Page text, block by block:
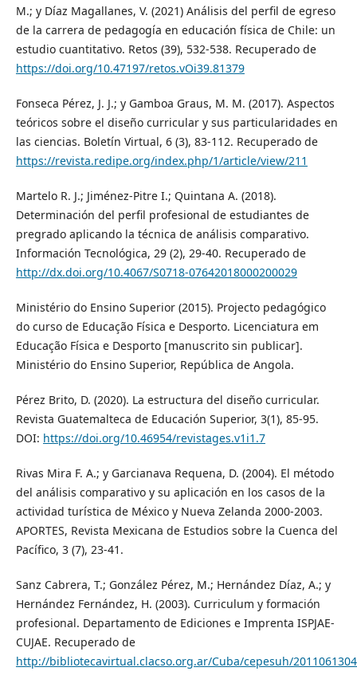
M.; y Díaz Magallanes, V. (2021) Análisis del perfil de egreso
de la carrera de pedagogía en educación física de Chile: un
estudio cuantitativo. Retos (39), 532-538. Recuperado de
https://doi.org/10.47197/retos.vOi39.81379
Fonseca Pérez, J. J.; y Gamboa Graus, M. M. (2017). Aspectos
teóricos sobre el diseño curricular y sus particularidades en
las ciencias. Boletín Virtual, 6 (3), 83-112. Recuperado de
https://revista.redipe.org/index.php/1/article/view/211
Martelo R. J.; Jiménez-Pitre I.; Quintana A. (2018).
Determinación del perfil profesional de estudiantes de
pregrado aplicando la técnica de análisis comparativo.
Información Tecnológica, 29 (2), 29-40. Recuperado de
http://dx.doi.org/10.4067/S0718-07642018000200029
Ministério do Ensino Superior (2015). Projecto pedagógico
do curso de Educação Física e Desporto. Licenciatura em
Educação Física e Desporto [manuscrito sin publicar].
Ministério do Ensino Superior, República de Angola.
Pérez Brito, D. (2020). La estructura del diseño curricular.
Revista Guatemalteca de Educación Superior, 3(1), 85-95.
DOI: https://doi.org/10.46954/revistages.v1i1.7
Rivas Mira F. A.; y Garcianava Requena, D. (2004). El método
del análisis comparativo y su aplicación en los casos de la
actividad turística de México y Nueva Zelanda 2000-2003.
APORTES, Revista Mexicana de Estudios sobre la Cuenca del
Pacífico, 3 (7), 23-41.
Sanz Cabrera, T.; González Pérez, M.; Hernández Díaz, A.; y
Hernández Fernández, H. (2003). Curriculum y formación
profesional. Departamento de Ediciones e Imprenta ISPJAE-
CUJAE. Recuperado de
http://bibliotecavirtual.clacso.org.ar/Cuba/cepesuh/